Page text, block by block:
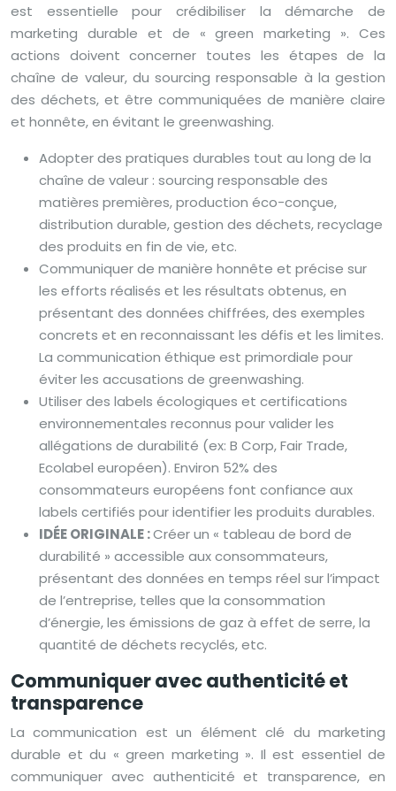
est essentielle pour crédibiliser la démarche de
marketing durable et de « green marketing ». Ces
actions doivent concerner toutes les étapes de la
chaîne de valeur, du sourcing responsable à la gestion
des déchets, et être communiquées de manière claire
et honnête, en évitant le greenwashing.
Adopter des pratiques durables tout au long de la
chaîne de valeur : sourcing responsable des
matières premières, production éco-conçue,
distribution durable, gestion des déchets, recyclage
des produits en fin de vie, etc.
Communiquer de manière honnête et précise sur
les efforts réalisés et les résultats obtenus, en
présentant des données chiffrées, des exemples
concrets et en reconnaissant les défis et les limites.
La communication éthique est primordiale pour
éviter les accusations de greenwashing.
Utiliser des labels écologiques et certifications
environnementales reconnus pour valider les
allégations de durabilité (ex: B Corp, Fair Trade,
Ecolabel européen). Environ 52% des
consommateurs européens font confiance aux
labels certifiés pour identifier les produits durables.
IDÉE ORIGINALE :Créer un « tableau de bord de
durabilité » accessible aux consommateurs,
présentant des données en temps réel sur l’impact
de l’entreprise, telles que la consommation
d’énergie, les émissions de gaz à effet de serre, la
quantité de déchets recyclés, etc.
Communiquer avec authenticité et
transparence
La communication est un élément clé du marketing
durable et du « green marketing ». Il est essentiel de
communiquer avec authenticité et transparence, en